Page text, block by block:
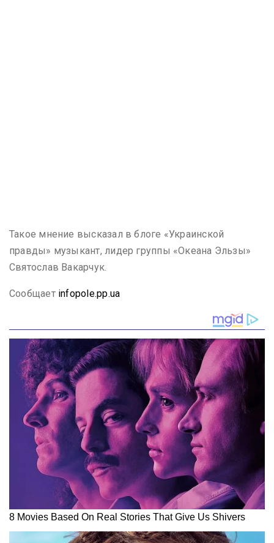
Такое мнение высказал в блоге «Украинской
правды» музыкант, лидер группы «Океана Эльзы»
Святослав Вакарчук.
Сообщает infopole.pp.ua